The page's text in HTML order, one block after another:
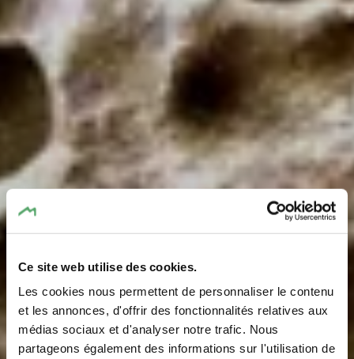
Ce site web utilise des cookies.
Les cookies nous permettent de personnaliser le contenu
et les annonces, d'offrir des fonctionnalités relatives aux
médias sociaux et d'analyser notre trafic. Nous
partageons également des informations sur l'utilisation de